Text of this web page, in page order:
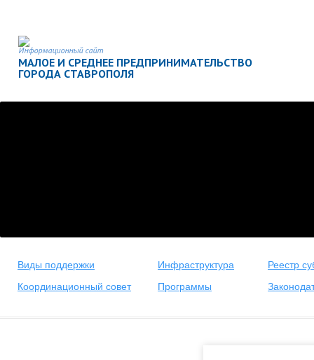
Информационный сайт
МАЛОЕ И СРЕДНЕЕ ПРЕДПРИНИМАТЕЛЬСТВО
ГОРОДА СТАВРОПОЛЯ
Виды поддержки Инфраструктура
Реестр
Координационный совет
Программы